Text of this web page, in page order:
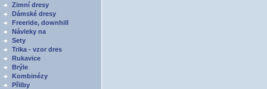
Zimní dresy
Dámské dresy
Freeride, downhill
Návleky na
Sety
Trika - vzor dres
Rukavice
Brýle
Kombinézy
Přilby